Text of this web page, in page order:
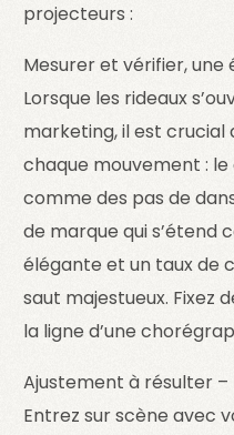
projecteurs :
Mesurer et vérifier,
Lorsque les rideaux
marketing, il est crucial
chaque mouvement : le
comme des pas de
de marque qui s’étend
élégante et un taux de
saut majestueux. Fixez
la ligne d’une
Ajustement à résulter –
Entrez sur scène avec